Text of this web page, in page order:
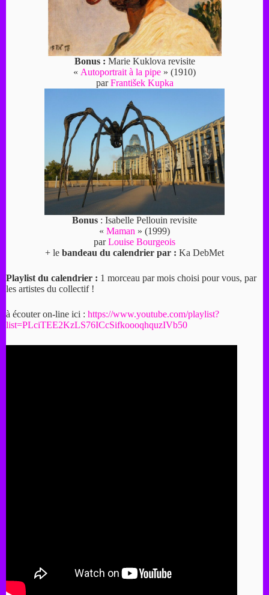
Bonus : Marie Kuklova revisite
« Autoportrait à la pipe » (1910)
parFrantišek Kupka
Bonus : Isabelle Pellouin revisite
« Maman » (1999)
parLouise Bourgeois
+ le bandeau du calendrier par : Ka DebMet
Playlist du calendrier : 1 morceau par mois choisi pour vous, par
les artistes du collectif !
à écouter on-line ici : https://www.youtube.com/playlist?
list=PLciTEE2KzLS76ICcSifkoooqhquzIVb50